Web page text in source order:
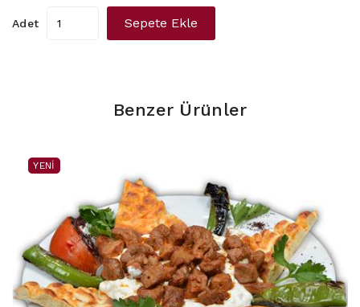
Adet Sepete Ekle
Benzer Ürünler
YENI